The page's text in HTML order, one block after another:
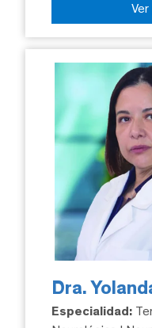
Dra.
Especialidad: